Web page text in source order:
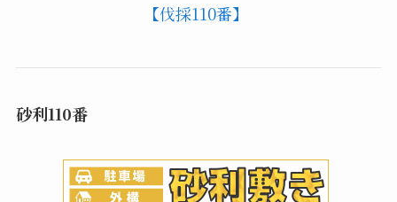
【伐採110番】
砂利110番